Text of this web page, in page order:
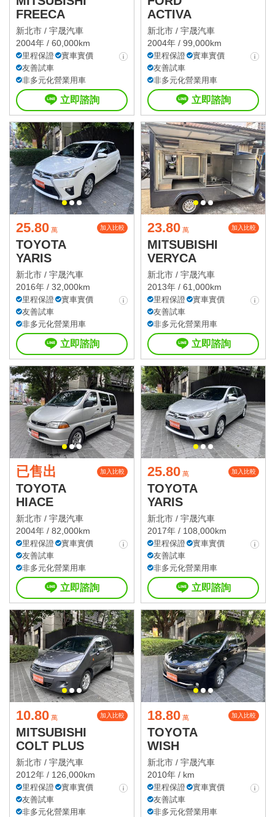
FREECA
新北市 / 宇晟汽車
2004年 / 60,000km
里程保證
實車實價
友善試車
非多元化營業用車
立即諮詢
ACTIVA
新北市 / 宇晟汽車
2004年 / 99,000km
里程保證
實車實價
友善試車
非多元化營業用車
立即諮詢
25.80 萬 加入比較
TOYOTA
YARIS
新北市 / 宇晟汽車
2016年 / 32,000km
里程保證
實車實價
友善試車
非多元化營業用車
立即諮詢
23.80 萬 加入比較
MITSUBISHI
VERYCA
新北市 / 宇晟汽車
2013年 / 61,000km
里程保證
實車實價
友善試車
非多元化營業用車
立即諮詢
已售出 加入比較
TOYOTA
HIACE
新北市 / 宇晟汽車
2004年 / 82,000km
里程保證
實車實價
友善試車
非多元化營業用車
立即諮詢
25.80 萬 加入比較
TOYOTA
YARIS
新北市 / 宇晟汽車
2017年 / 108,000km
里程保證
實車實價
友善試車
非多元化營業用車
立即諮詢
10.80 萬 加入比較
MITSUBISHI
COLT PLUS
新北市 / 宇晟汽車
2012年 / 126,000km
里程保證
實車實價
友善試車
非多元化營業用車
18.80 萬 加入比較
TOYOTA
WISH
新北市 / 宇晟汽車
2010年 / km
里程保證
實車實價
友善試車
非多元化營業用車